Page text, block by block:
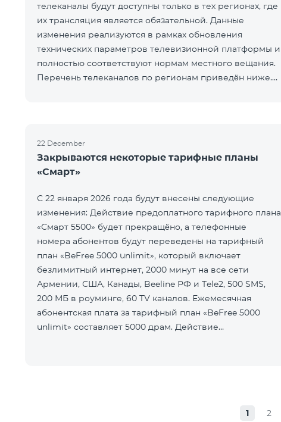
телеканалы будут доступны только в тех регионах, где
их трансляция является обязательной. Данные
изменения реализуются в рамках обновления
технических параметров телевизионной платформы и
полностью соответствуют нормам местного вещания.
Перечень телеканалов по регионам приведён ниже.
22 December
Закрываются некоторые тарифные планы
«Смарт»
С 22 января 2026 года будут внесены следующие
изменения: Действие предоплатного тарифного плана
«Смарт 5500» будет прекращёно, а телефонные
номера абонентов будут переведены на тарифный
план «BeFree 5000 unlimit», который включает
безлимитный интернет, 2000 минут на все сети
Армении, США, Канады, Beeline РФ и Tele2, 500 SMS,
200 МБ в роуминге, 60 TV каналов. Ежемесячная
абонентская плата за тарифный план «BeFree 5000
unlimit» составляет 5000 драм. Действие
1 2